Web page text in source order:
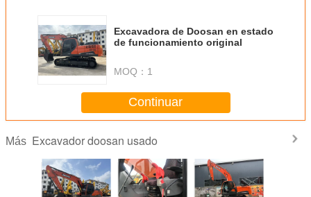
Excavadora de Doosan en estado
de funcionamiento original
MOQ： 1
Continuar
Más Excavador doosan usado